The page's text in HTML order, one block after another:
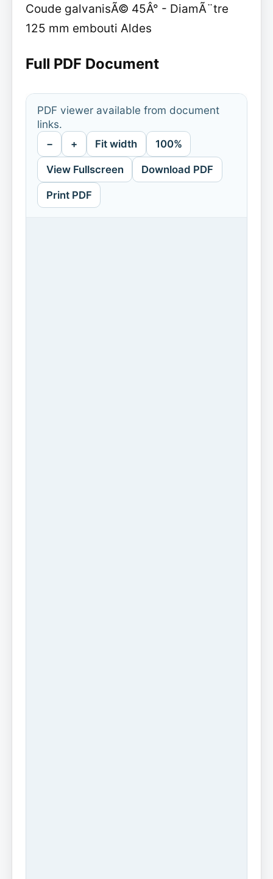
Coude galvanisÃ© 45Â° - DiamÃ¨tre
125 mm embouti Aldes
Full PDF Document
PDF viewer available from document
links.
− + Fit width 100%
View Fullscreen Download PDF
Print PDF